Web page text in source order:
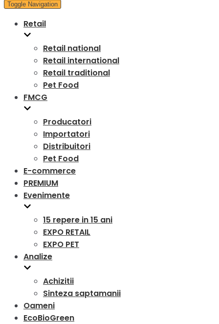
Toggle Navigation
Retail
Retail national
Retail international
Retail traditional
Pet Food
FMCG
Producatori
Importatori
Distribuitori
Pet Food
E-commerce
PREMIUM
Evenimente
15 repere in 15 ani
EXPO RETAIL
EXPO PET
Analize
Achizitii
Sinteza saptamanii
Oameni
EcoBioGreen